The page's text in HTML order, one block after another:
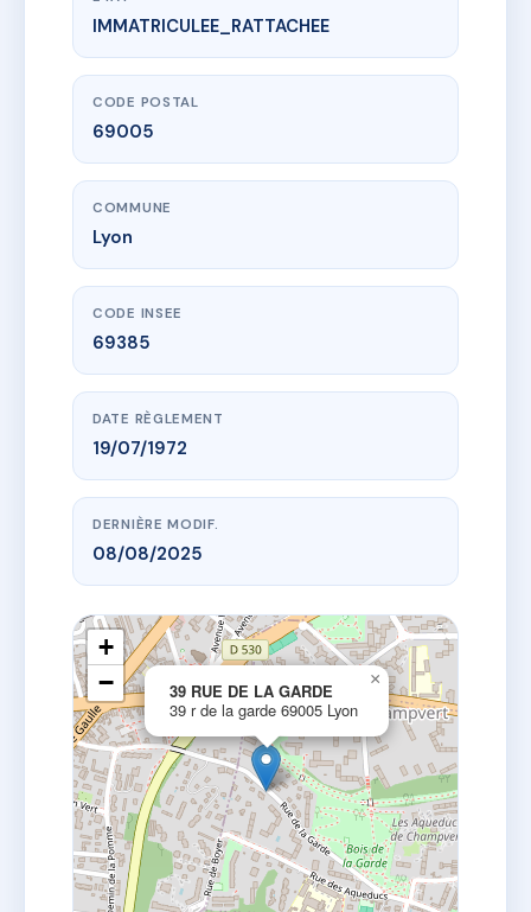
www.vme.plus/AC6532790
39 RUE DE LA GARDE
39 r de la garde
IMMATRICULEE_RATTACHEE
CODE POSTAL
69005
COMMUNE
Lyon
CODE INSEE
69385
DATE RÈGLEMENT
19/07/1972
DERNIÈRE MODIF.
08/08/2025
39 RUE DE LA GARDE
39 r de la garde 69005 Lyon
×
+
−